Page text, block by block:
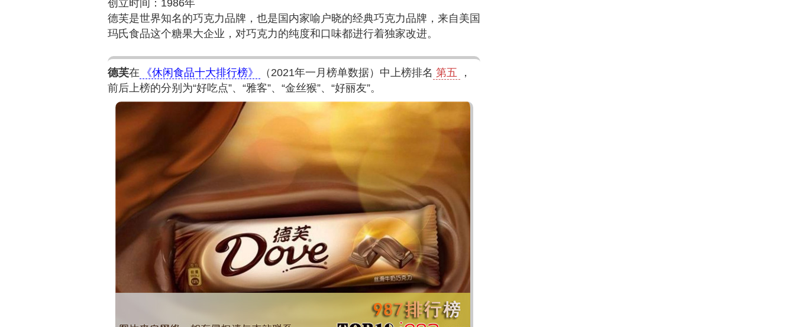
创立时间：1986年
德芙是世界知名的巧克力品牌，也是国内家喻户晓的经典巧克力品牌，来自美国
玛氏食品这个糖果大企业，对巧克力的纯度和口味都进行着独家改进。
德芙在 《休闲食品十大排行榜》 （2021年一月榜单数据）中上榜排名 第五
，
前后上榜的分别为“好吃点”、“雅客”、“金丝猴”、“好丽友”。